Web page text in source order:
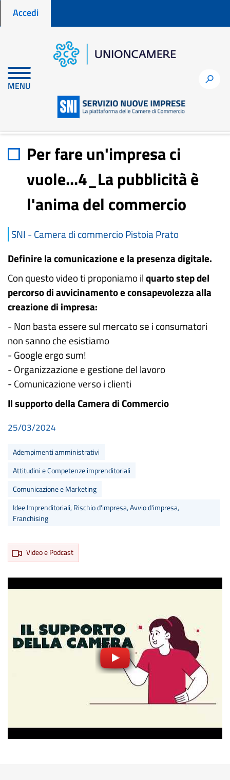
Menu profilo utente
Accedi
MENU
h
Home
Per fare un'impresa ci vuole...4_La pubblicità è l'anima del
Per fare un'impresa ci
vuole...4_La pubblicità è
l'anima del commercio
SNI - Camera di commercio Pistoia Prato
Definire la comunicazione e la presenza digitale.
Con questo video ti proponiamo ilquarto step del
percorso di avvicinamento e consapevolezza alla
creazione di impresa:
- Non basta essere sul mercato se i consumatori
non sanno che esistiamo
- Google ergo sum!
- Organizzazione e gestione del lavoro
- Comunicazione verso i clienti
Il supporto della Camera di Commercio
25/03/2024
Adempimenti amministrativi
Attitudini e Competenze imprenditoriali
Comunicazione e Marketing
Idee Imprenditoriali, Rischio d'impresa, Avvio d'impresa,
Franchising
Video e Podcast